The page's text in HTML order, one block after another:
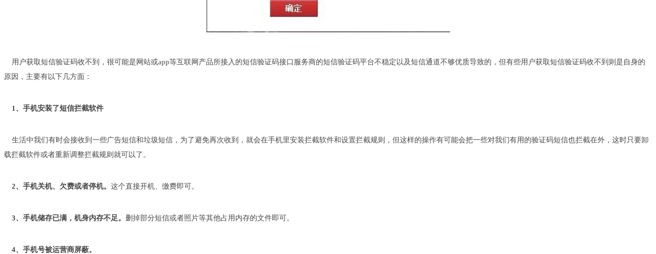
用户获取短信验证码收不到，很可能是网站或app等互联网产品所接入的短信验证码接口服务商的短信验证码平台不稳定以及短信通道不够优质导致的，但有些用户获取短信验证码收不到则是自身的
原因，主要有以下几方面：
1、手机安装了短信拦截软件
生活中我们有时会接收到一些广告短信和垃圾短信，为了避免再次收到，就会在手机里安装拦截软件和设置拦截规则，但这样的操作有可能会把一些对我们有用的验证码短信也拦截在外，这时只要卸
载拦截软件或者重新调整拦截规则就可以了。
2、手机关机、欠费或者停机。 这个直接开机、缴费即可。
3、手机储存已满，机身内存不足。 删掉部分短信或者照片等其他占用内存的文件即可。
4、手机号被运营商屏蔽。